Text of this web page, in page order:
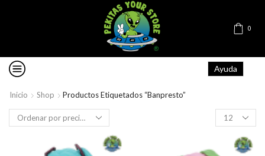
0
Ayuda
Inicio Shop
Productos Etiquetados “Banpresto”
Products
per